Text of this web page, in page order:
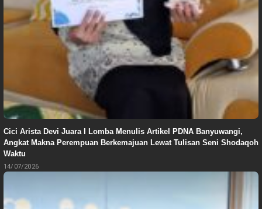
Cici Arista Devi Juara I Lomba Menulis Artikel PDNA Banyuwangi,
Angkat Makna Perempuan Berkemajuan Lewat Tulisan Seni Shodaqoh
Waktu
14/07/2026